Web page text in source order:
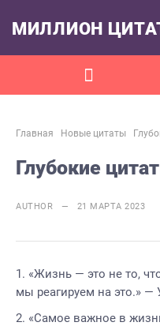
МИЛЛИОН
Главная Новые цитаты
Глубокие
AUTHOR — 21 МАРТА 2023
«Жизнь — это не то,
мы реагируем на это.»
«Самое важное в